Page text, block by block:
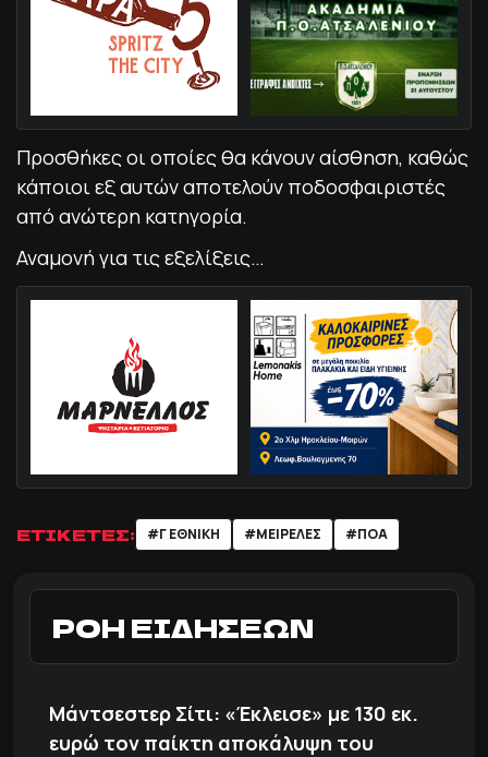
Προσθήκες οι οποίες θα κάνουν αίσθηση, καθώς
κάποιοι εξ αυτών αποτελούν ποδοσφαιριστές
από ανώτερη κατηγορία.
Αναμονή για τις εξελίξεις…
ΕΤΙΚΕΤΕΣ: #Γ ΕΘΝΙΚΗ #ΜΕΙΡΕΛΕΣ #ΠΟΑ
ΡΟΗ ΕΙΔΗΣΕΩΝ
Μάντσεστερ Σίτι: «Έκλεισε» με 130 εκ.
ευρώ τον παίκτη αποκάλυψη του